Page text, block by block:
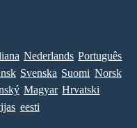
Nederlands Português
Svenska Suomi Norsk
Magyar Hrvatski
eesti